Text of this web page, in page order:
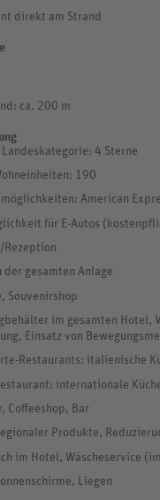
direkt am Strand
ca. 200 m
4 Sterne
190
American
für E-Autos
Rezeption
der gesamten Anlage
Souvenirshop
im gesamten Hotel,
Einsatz von
Restaurants: italienische
internationale
Coffeeshop, Bar
Produkte,
im Hotel, Wäscheservice
Liegen